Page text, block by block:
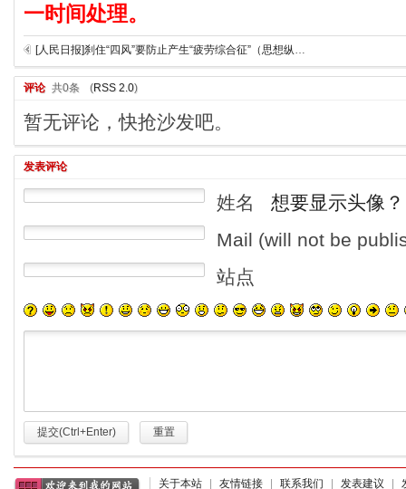
一时间处理。
评论 共0条 (RSS 2.0)
暂无评论，快抢沙发吧。
发表评论
姓名
想要显示头像？
Mail (will not be
站点
提交(Ctrl+Enter) 重置
关于本站 | 友情链接 | 联系我们 | 发表建议 |